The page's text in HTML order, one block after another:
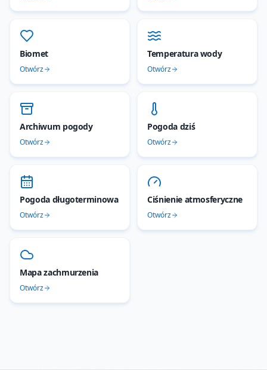
Biomet
Otwórz
Temperatura wody
Otwórz
Archiwum pogody
Otwórz
Pogoda dziś
Otwórz
Pogoda długoterminowa
Otwórz
Ciśnienie atmosferyczne
Otwórz
Mapa zachmurzenia
Otwórz